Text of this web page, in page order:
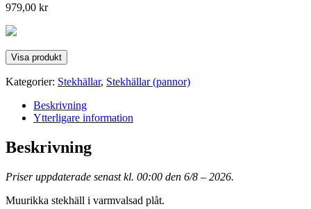
979,00 kr
Visa produkt
Kategorier: Stekhällar, Stekhällar (pannor)
Beskrivning
Ytterligare information
Beskrivning
Priser uppdaterade senast kl. 00:00 den 6/8 – 2026.
Muurikka stekhäll i varmvalsad plåt.